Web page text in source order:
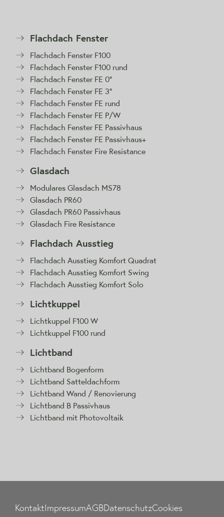
Flachdach Fenster
Flachdach Fenster F100
Flachdach Fenster F100 rund
Flachdach Fenster FE 0°
Flachdach Fenster FE 3°
Flachdach Fenster FE rund
Flachdach Fenster FE P/W
Flachdach Fenster FE Passivhaus
Flachdach Fenster FE Passivhaus+
Flachdach Fenster Fire Resistance
Glasdach
Modulares Glasdach MS78
Glasdach PR60
Glasdach PR60 Passivhaus
Glasdach Fire Resistance
Flachdach Ausstieg
Flachdach Ausstieg Komfort Quadrat
Flachdach Ausstieg Komfort Swing
Flachdach Ausstieg Komfort Solo
Lichtkuppel
Lichtkuppel F100 W
Lichtkuppel F100 rund
Lichtband
Lichtband Bogenform
Lichtband Satteldachform
Lichtband Wand / Renovierung
Lichtband B Passivhaus
Lichtband mit Photovoltaik
KontaktImpressumAGBDatenschutzCookies